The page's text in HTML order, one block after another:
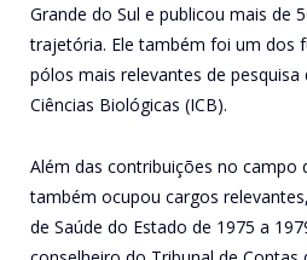
Grande do Sul e publicou mais de
trajetória. Ele também foi um dos
pólos mais relevantes de
Ciências Biológicas (ICB).
Além das contribuições no campo
também ocupou cargos
de Saúde do Estado de 1975 a